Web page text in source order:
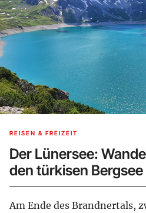
REISEN & FREIZEIT
Der Lünersee:
den türkisen Bergsee
Am Ende des Brandnertals,